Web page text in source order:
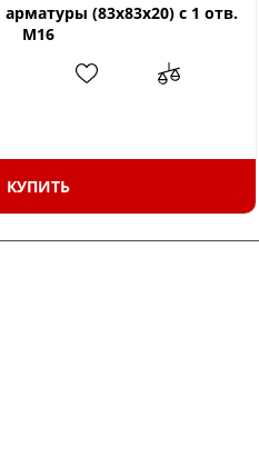
(83х83х20) с 1 отв.
М16
КУПИТЬ